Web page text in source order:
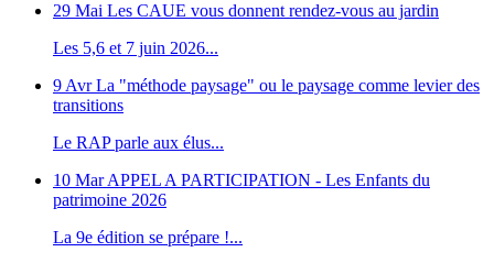
29 Mai Les CAUE vous donnent rendez-vous au jardin
Les 5,6 et 7 juin 2026...
9 Avr La "méthode paysage" ou le paysage comme levier des
transitions
Le RAP parle aux élus...
10 Mar APPEL A PARTICIPATION - Les Enfants du
patrimoine 2026
La 9e édition se prépare !...